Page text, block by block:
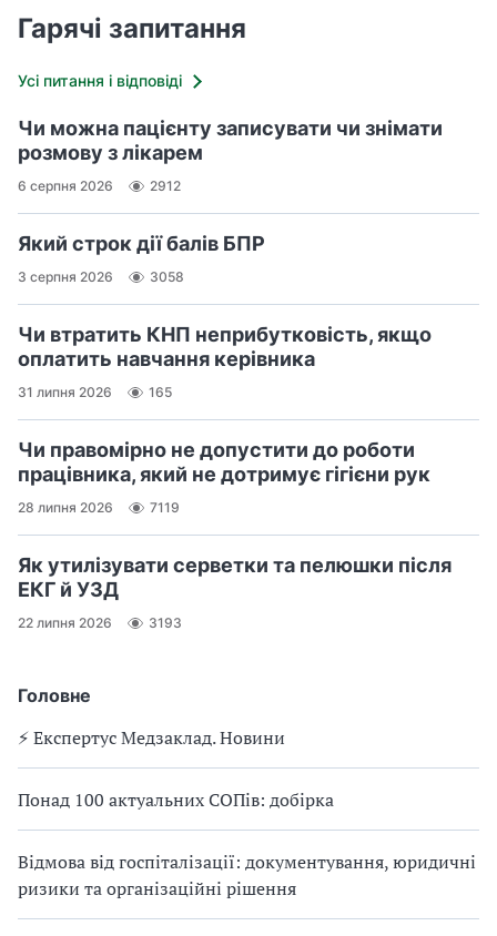
Головне
⚡️ Експертус Медзаклад. Новини
Понад 100 актуальних СОПів: добірка
Відмова від госпіталізації: документування, юридичні
ризики та організаційні рішення
Гарячі запитання
Усі питання і відповіді
Чи можна пацієнту записувати чи знімати
розмову з лікарем
6 серпня 2026 2912
Який строк дії балів БПР
3 серпня 2026 3058
Чи втратить КНП неприбутковість, якщо
оплатить навчання керівника
31 липня 2026 165
Чи правомірно не допустити до роботи
працівника, який не дотримує гігієни рук
28 липня 2026 7119
Як утилізувати серветки та пелюшки після
ЕКГ й УЗД
22 липня 2026 3193